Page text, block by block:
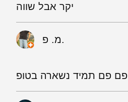
יקר אבל שווה
מ. פ.
פם פם תמיד נשארה בטופ